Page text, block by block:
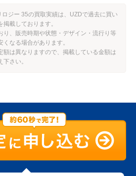
ロジー 35の買取実績は、UZDで過去に買い
載しております。
り、販売時期や状態・デザイン・流行り等
なる場合があります。
額は異なりますので、掲載している金額は
さい。